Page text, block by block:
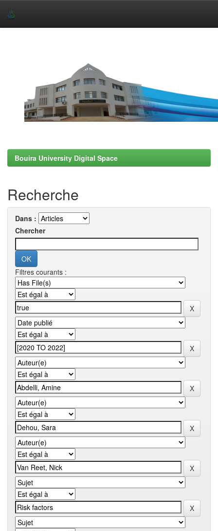
Bouira University Digital Space
Recherche
Dans :
Chercher
Filtres courants :